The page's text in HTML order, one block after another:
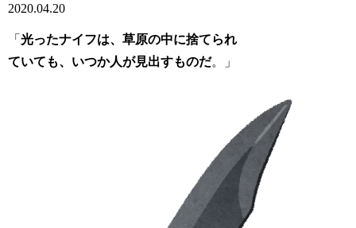
2020.04.20
「光ったナイフは、草原の中に捨てられ
ていても、いつか人が見出すものだ。」